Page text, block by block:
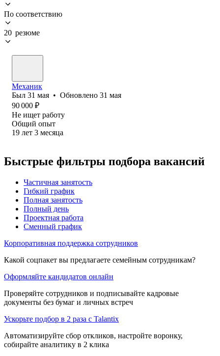
По соответствию
20 резюме
Механик
Был 31 мая • Обновлено 31 мая
90 000 ₽
Не ищет работу
Общий опыт
19 лет 3 месяца
Быстрые фильтры подбора вакансий
Частичная занятость
Гибкий график
Полная занятость
Полный день
Проектная работа
Сменный график
Корпоративная поддержка сотрудников
Какой соцпакет вы предлагаете семейным сотрудникам?
Оформляйте кандидатов онлайн
Проверяйте сотрудников и подписывайте кадровые
документы без бумаг и личных встреч
Ускорьте подбор в 2 раза с Talantix
Автоматизируйте сбор откликов, настройте воронку,
собирайте аналитику в 2 клика